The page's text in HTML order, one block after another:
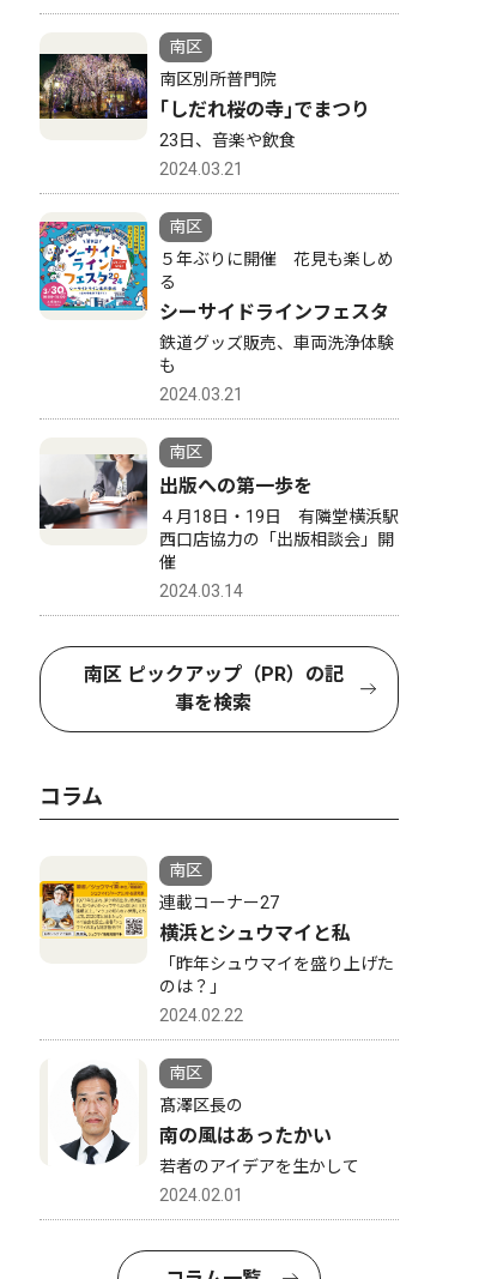
南区
南区別所普門院
｢しだれ桜の寺｣でまつり
23日、音楽や飲食
2024.03.21
南区
５年ぶりに開催 花見も楽しめ
る
シーサイドラインフェスタ
鉄道グッズ販売、車両洗浄体験
も
2024.03.21
南区
出版への第一歩を
４月18日・19日 有隣堂横浜駅
西口店協力の「出版相談会」開
催
2024.03.14
南区 ピックアップ（PR）の記
事を検索
コラム
南区
連載コーナー27
横浜とシュウマイと私
「昨年シュウマイを盛り上げた
のは？」
2024.02.22
南区
髙澤区長の
南の風はあったかい
若者のアイデアを生かして
2024.02.01